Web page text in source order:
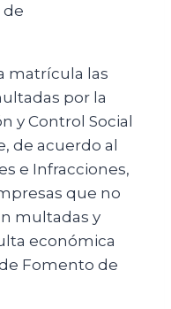
de
matrícula las
por la
y Control Social
de acuerdo al
e Infracciones,
que no
multadas y
económica
Fomento de